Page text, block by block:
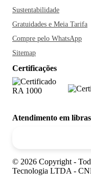
Sustentabilidade
Gratuidades e Meia Tarifa
Compre pelo WhatsApp
Sitemap
Certificações
Atendimento em libras
© 2026 Copyright -
Tecnologia LTDA -